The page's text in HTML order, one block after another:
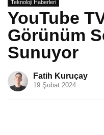
Teknoloji Haberleri
YouTube
Görünüm
Sunuyor
Fatih Kuruçay
19 Şubat 2024